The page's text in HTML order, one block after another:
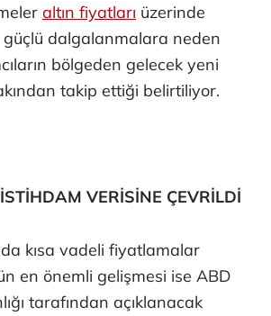
altın fiyatları üzerinde
dalgalanmalara neden
bölgeden gelecek yeni
takip ettiği belirtiliyor.
VERİSİNE ÇEVRİLDİ
kısa vadeli fiyatlamalar
en önemli gelişmesi ise ABD
tarafından açıklanacak